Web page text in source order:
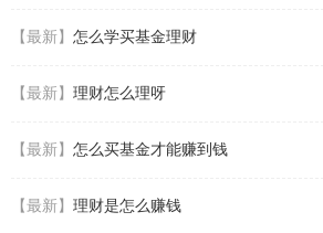
【最新】 怎么学买基金理财
【最新】 理财怎么理呀
【最新】 怎么买基金才能赚到钱
【最新】 理财是怎么赚钱